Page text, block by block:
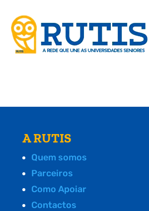
A RUTIS
Quem somos
Parceiros
Como Apoiar
Contactos